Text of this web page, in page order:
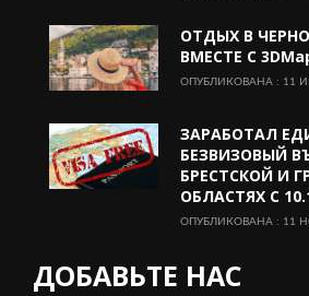
ОТДЫХ В
ВМЕСТЕ С
ОПУБЛИКОВАНА : 11
ЗАРАБОТАЛ
БЕЗВИЗОВЫЙ
БРЕСТСКОЙ И
ОБЛАСТЯХ С
ОПУБЛИКОВАНА : 11
ДОБАВЬТЕ НАС